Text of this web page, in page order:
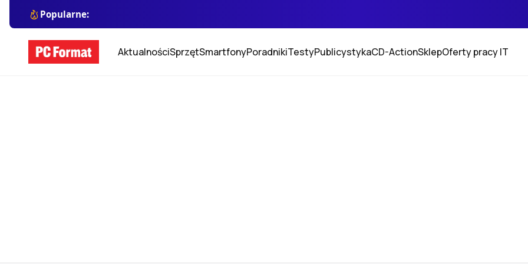
Popularne:
AktualnościSprzętSmartfonyPoradnikiTestyPublicystykaCD-ActionSklepOferty pracy IT